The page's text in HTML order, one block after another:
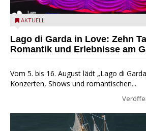
Lago di Garda in Love
AKTUELL
Lago di Garda in Love: Zehn
Romantik und Erlebnisse am
Vom 5. bis 16. August lädt „Lago di
Konzerten, Shows und romantischen...